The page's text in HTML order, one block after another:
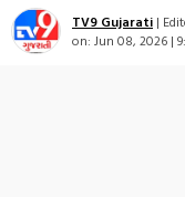
TV9 Gujarati |
on: Jun 08, 2026 |